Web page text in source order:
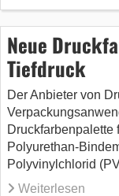
Neue
Tiefdruck
Der Anbieter von
Druckfarbenpalette
Polyurethan-
Polyvinylchlorid
Weiterlesen